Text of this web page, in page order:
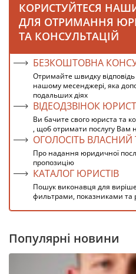
КОРИСТУЙТЕСЯ
ДЛЯ ОТРИМАННЯ
ТА КОНСУЛЬТАЦІЙ
БЕЗКОШТОВНА
Отримайте швидку
нашому месенджері, яка
подальших діях
ВІДЕОДЗВІНОК
Ви бачите свого юриста та
, щоб отримати послугу Вам
ОГОЛОСІТЬ ВЛАСНИЙ
Про надання юридичної
пропозицію
КАТАЛОГ ЮРИСТІВ
Пошук виконавця для
фильтрами, показниками та
Популярні новини